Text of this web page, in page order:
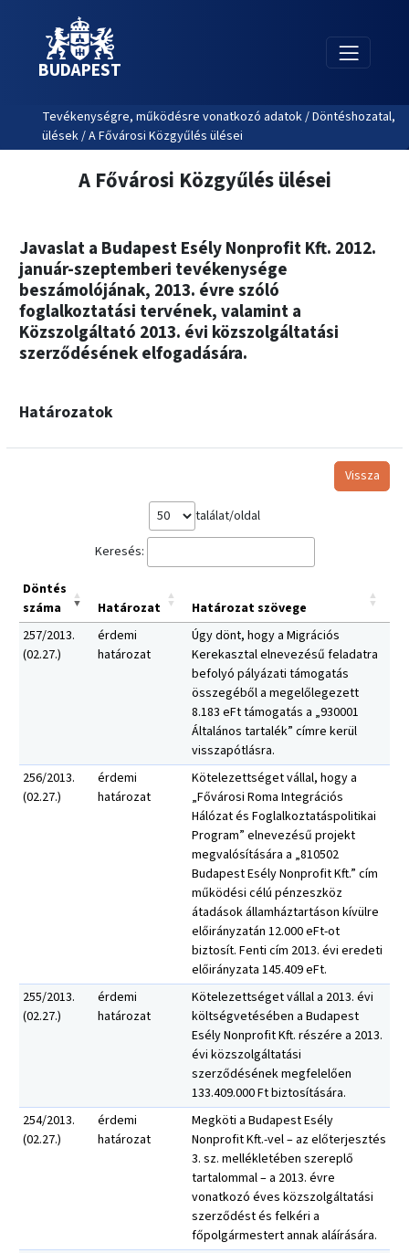
BUDAPEST
Tevékenységre, működésre vonatkozó adatok / Döntéshozatal,
ülések / A Fővárosi Közgyűlés ülései
A Fővárosi Közgyűlés ülései
Javaslat a Budapest Esély Nonprofit Kft. 2012.
január-szeptemberi tevékenysége
beszámolójának, 2013. évre szóló
foglalkoztatási tervének, valamint a
Közszolgáltató 2013. évi közszolgáltatási
szerződésének elfogadására.
Határozatok
Vissza
találat/oldal
Keresés:
Döntés
száma
Határozat
Határozat szövege
257/2013.
(02.27.)
érdemi
határozat
Úgy dönt, hogy a Migrációs
Kerekasztal elnevezésű feladatra
befolyó pályázati támogatás
összegéből a megelőlegezett
8.183 eFt támogatás a „930001
Általános tartalék” címre kerül
visszapótlásra.
256/2013.
(02.27.)
érdemi
határozat
Kötelezettséget vállal, hogy a
„Fővárosi Roma Integrációs
Hálózat és Foglalkoztatáspolitikai
Program” elnevezésű projekt
megvalósítására a „810502
Budapest Esély Nonprofit Kft.” cím
működési célú pénzeszköz
átadások államháztartáson kívülre
előirányzatán 12.000 eFt-ot
biztosít. Fenti cím 2013. évi eredeti
előirányzata 145.409 eFt.
255/2013.
(02.27.)
érdemi
határozat
Kötelezettséget vállal a 2013. évi
költségvetésében a Budapest
Esély Nonprofit Kft. részére a 2013.
évi közszolgáltatási
szerződésének megfelelően
133.409.000 Ft biztosítására.
254/2013.
(02.27.)
érdemi
határozat
Megköti a Budapest Esély
Nonprofit Kft.-vel – az előterjesztés
3. sz. mellékletében szereplő
tartalommal – a 2013. évre
vonatkozó éves közszolgáltatási
szerződést és felkéri a
főpolgármestert annak aláírására.